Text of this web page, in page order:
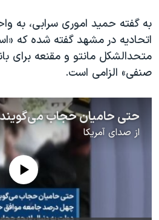
به گفته حمید اموری سرابی، به
اتحادیه در مشهد گفته شده که
متحدالشکل مانتو و مقنعه برای
صنفی» الزامی است.
از صدای آمریکا
currently available